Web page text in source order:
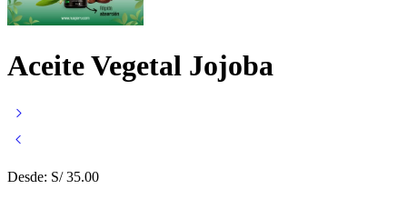
Aceite Vegetal Jojoba
Desde: S/35.00